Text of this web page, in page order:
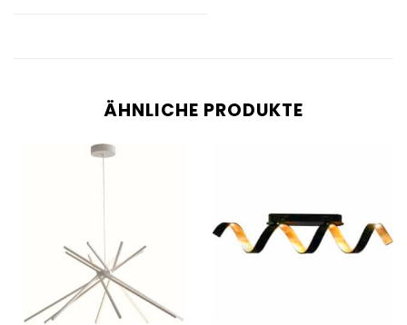
ÄHNLICHE PRODUKTE